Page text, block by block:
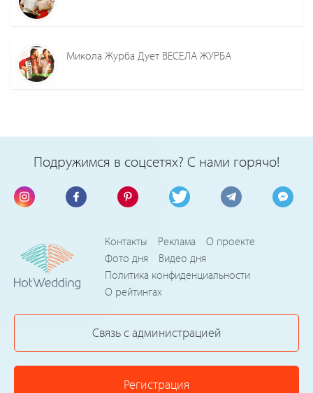
Микола Журба Дует ВЕСЕЛА ЖУРБА
Подружимся в соцсетях? С нами горячо!
Контакты Реклама
О проекте
Фото дня
Видео дня
Политика конфиденциальности
О рейтингах
Связь с администрацией
Регистрация